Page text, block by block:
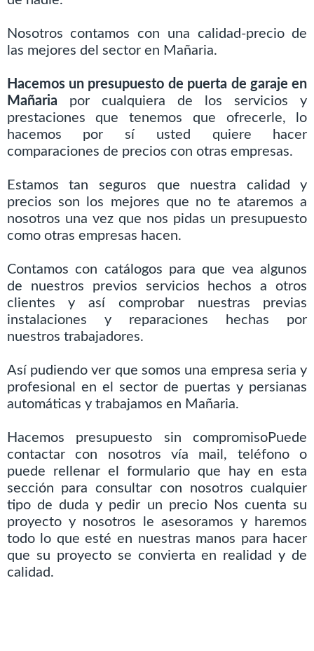
Nosotros contamos con una calidad-precio de
las mejores del sector en Mañaria.
Hacemos un presupuesto de puerta de garaje en
Mañaria por cualquiera de los servicios y
prestaciones que tenemos que ofrecerle, lo
hacemos por sí usted quiere hacer
comparaciones de precios con otras empresas.
Estamos tan seguros que nuestra calidad y
precios son los mejores que no te ataremos a
nosotros una vez que nos pidas un presupuesto
como otras empresas hacen.
Contamos con catálogos para que vea algunos
de nuestros previos servicios hechos a otros
clientes y así comprobar nuestras previas
instalaciones y reparaciones hechas por
nuestros trabajadores.
Así pudiendo ver que somos una empresa seria y
profesional en el sector de puertas y persianas
automáticas y trabajamos en Mañaria.
Hacemos presupuesto sin compromisoPuede
contactar con nosotros vía mail, teléfono o
puede rellenar el formulario que hay en esta
sección para consultar con nosotros cualquier
tipo de duda y pedir un precio Nos cuenta su
proyecto y nosotros le asesoramos y haremos
todo lo que esté en nuestras manos para hacer
que su proyecto se convierta en realidad y de
calidad.